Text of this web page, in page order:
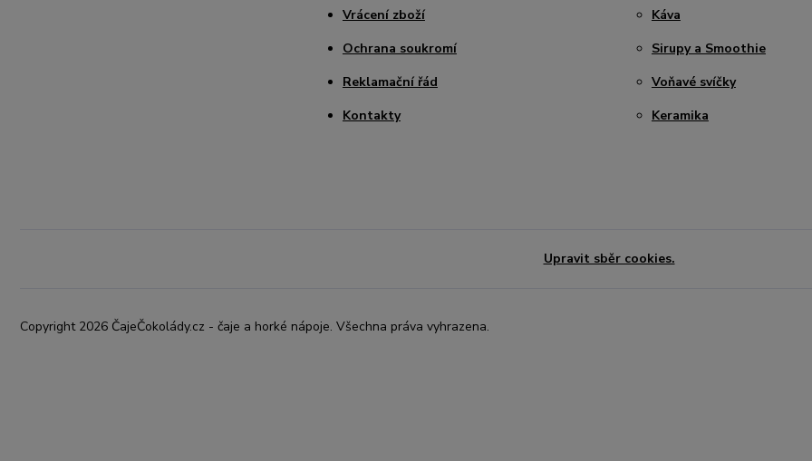
Vrácení zboží
Ochrana soukromí
Reklamační řád
Kontakty
Káva
Sirupy a Smoothie
Voňavé svíčky
Keramika
Upravit sběr cookies.
Copyright 2026 ČajeČokolády.cz - čaje a horké nápoje. Všechna práva vyhrazena.